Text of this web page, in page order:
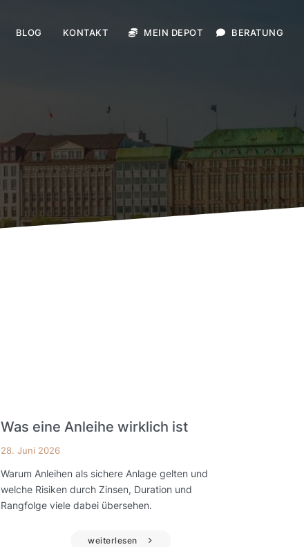
BLOG KONTAKT MEIN DEPOT BERATUNG
Was eine Anleihe wirklich ist
28. Juni 2026
Warum Anleihen als sichere Anlage gelten und
welche Risiken durch Zinsen, Duration und
Rangfolge viele dabei übersehen.
weiterlesen